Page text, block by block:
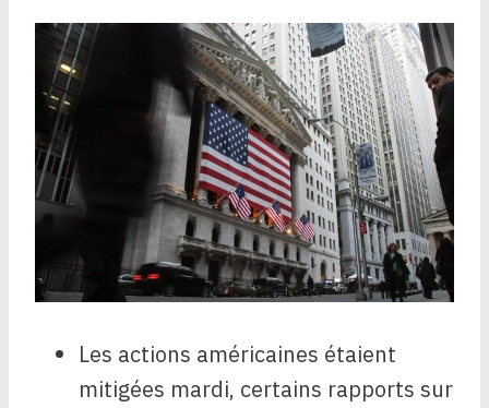
Les actions américaines étaient
mitigées mardi, certains rapports sur